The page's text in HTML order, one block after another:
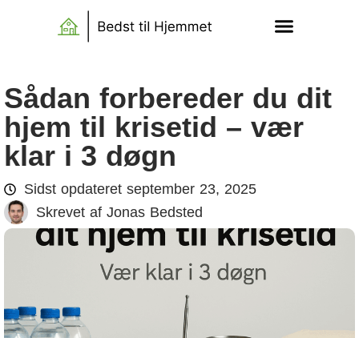
Sådan forbereder du dit
hjem til krisetid – vær
klar i 3 døgn
Sidst opdateret september 23, 2025
Skrevet af Jonas Bedsted